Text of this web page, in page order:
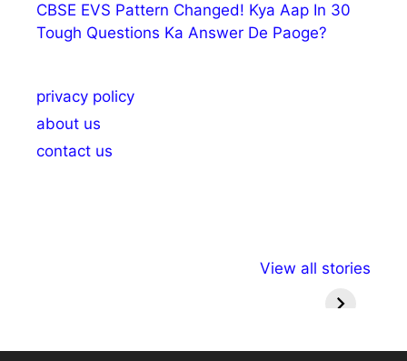
CBSE EVS Pattern Changed! Kya Aap In 30
Tough Questions Ka Answer De Paoge?
privacy policy
about us
contact us
View all stories
राष्ट्रीय अल्पसंख्यक
मराठी